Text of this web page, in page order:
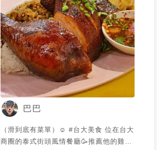
巴巴
（滑到底有菜單）☺️ #台大美食 位在台大
商圈的泰式街頭風情餐廳🥳推薦他的雞腿